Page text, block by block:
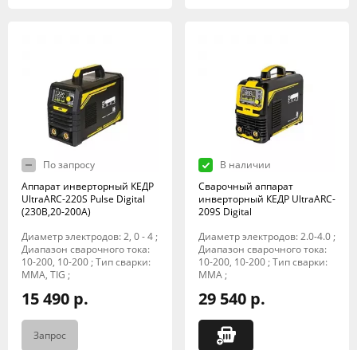
По запросу
Аппарат инверторный КЕДР
UltraARC-220S Pulse Digital
(230В,20-200А)
Диаметр электродов: 2, 0 - 4 ;
Диапазон сварочного тока:
10-200, 10-200 ; Тип сварки:
MMA, TIG ;
15 490 р.
Запрос
В наличии
Сварочный аппарат
инверторный КЕДР UltraARC-
209S Digital
Диаметр электродов: 2.0-4.0 ;
Диапазон сварочного тока:
10-200, 10-200 ; Тип сварки:
MMA ;
29 540 р.